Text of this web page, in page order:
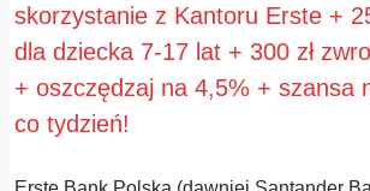
skorzystanie z Kantoru Erste +
dla dziecka 7-17 lat + 300 zł
+ oszczędzaj na 4,5% + szansa
co tydzień!